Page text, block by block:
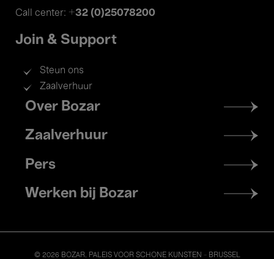
Call center: +32 (0)25078200
Join & Support
Steun ons
Zaalverhuur
Footer
menu
Over Bozar
Zaalverhuur
Pers
Werken bij Bozar
© 2026 BOZAR. PALEIS VOOR SCHONE KUNSTEN - BRUSSEL